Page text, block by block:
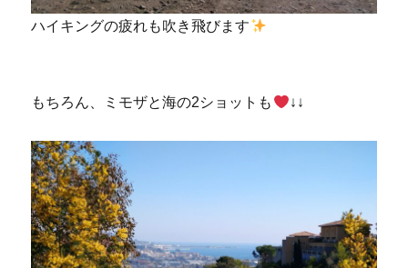
ハイキングの疲れも吹き飛びます
もちろん、ミモザと海の2ショットも ↓↓